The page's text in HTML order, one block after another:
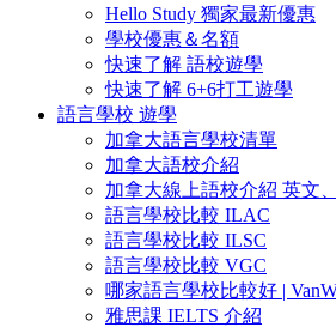
Hello Study 獨家最新優惠
學校優惠＆名額
快速了解 語校遊學
快速了解 6+6打工遊學
語言學校 遊學
加拿大語言學校清單
加拿大語校介紹
加拿大線上語校介紹 英文
語言學校比較 ILAC
語言學校比較 ILSC
語言學校比較 VGC
哪家語言學校比較好 |
雅思課 IELTS 介紹